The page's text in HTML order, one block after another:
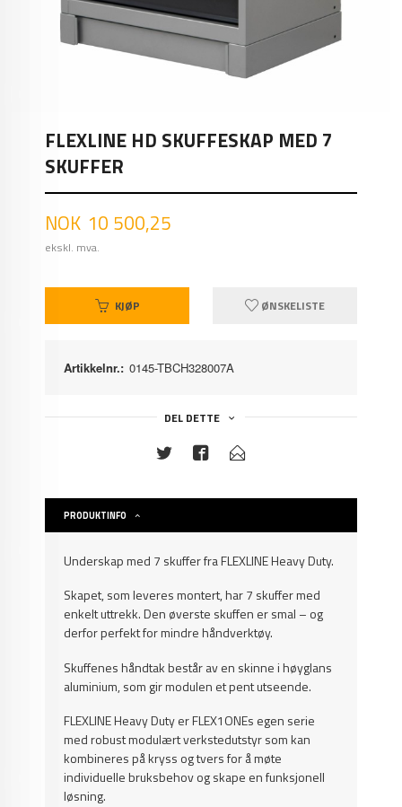
FLEXLINE HD SKUFFESKAP MED 7
SKUFFER
Pris
NOK 10 500,25
ekskl. mva.
KJØP ØNSKELISTE
Artikkelnr.: 0145-TBCH328007A
DEL DETTE
PRODUKTINFO
Underskap med 7 skuffer fra FLEXLINE Heavy Duty.
Skapet, som leveres montert, har 7 skuffer med
enkelt uttrekk. Den øverste skuffen er smal – og
derfor perfekt for mindre håndverktøy.
Skuffenes håndtak består av en skinne i høyglans
aluminium, som gir modulen et pent utseende.
FLEXLINE Heavy Duty er FLEX1ONEs egen serie
med robust modulært verkstedutstyr som kan
kombineres på kryss og tvers for å møte
individuelle bruksbehov og skape en funksjonell
løsning.